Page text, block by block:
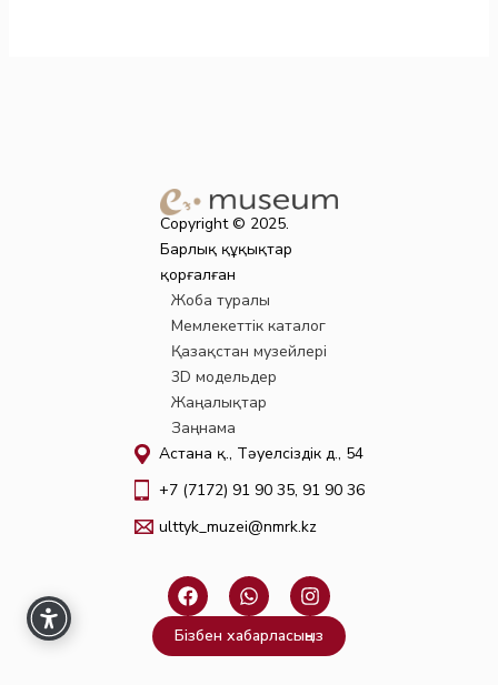
Copyright © 2025.
Барлық құқықтар
қорғалған
Жоба туралы
Мемлекеттік каталог
Қазақстан музейлері
3D модельдер
Жаңалықтар
Заңнама
Астана қ., Тәуелсіздік д., 54
+7 (7172) 91 90 35, 91 90 36
ulttyk_muzei@nmrk.kz
F
a
c
e
W
h
a
t
I
n
t
Бізбен хабарласыңыз